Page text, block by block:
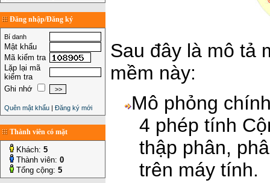
Đăng nhập/Đăng ký
Bí danh
Mật khẩu
Mã kiểm tra
Lặp lại mã
kiểm tra
Ghi nhớ
Quên mật khẩu | Đăng ký mới
Thành viên có mặt
Khách: 5
Thành viên: 0
Tổng cộng: 5
Sau đây là mô tả
mềm này:
Mô phỏng
4 phép tính
thập phân,
trên máy tính.